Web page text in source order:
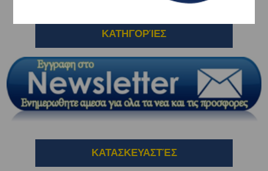
ΚΑΤΗΓΟΡΊΕΣ
ΚΑΤΑΣΚΕΥΑΣΤΈΣ